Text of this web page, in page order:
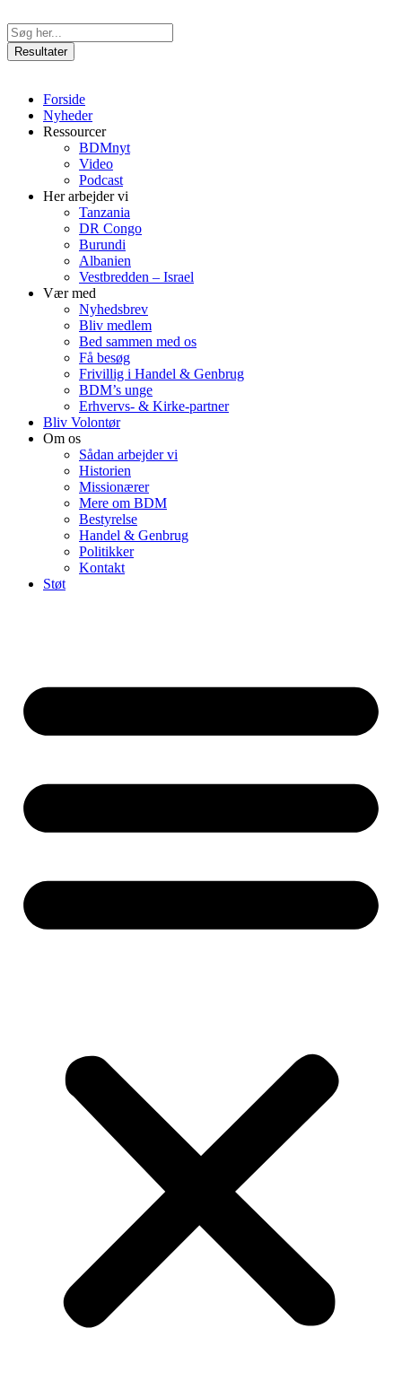
til
indhold
Search
...Resultater
Forside
Nyheder
Ressourcer
BDMnyt
Video
Podcast
Her arbejder vi
Tanzania
DR Congo
Burundi
Albanien
Vestbredden – Israel
Vær med
Nyhedsbrev
Bliv medlem
Bed sammen med os
Få besøg
Frivillig i Handel & Genbrug
BDM’s unge
Erhvervs- & Kirke-partner
Bliv Volontør
Om os
Sådan arbejder vi
Historien
Missionærer
Mere om BDM
Bestyrelse
Handel & Genbrug
Politikker
Kontakt
Støt